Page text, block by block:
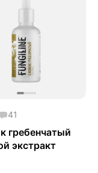
41
гребенчатый
экстракт